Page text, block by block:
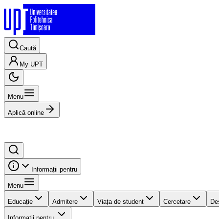
Caută
My UPT
Menu
Aplică online
Informații pentru
Menu
Educație Admitere Viața de student Cercetare